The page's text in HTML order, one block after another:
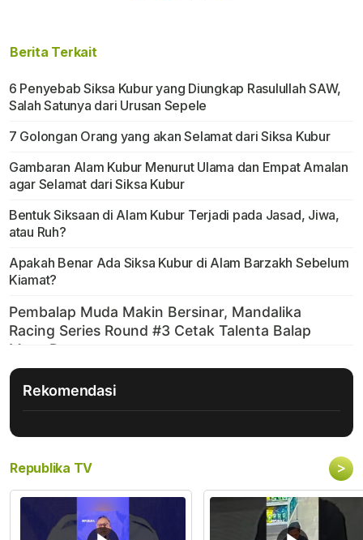
Berita Terkait
6 Penyebab Siksa Kubur yang Diungkap Rasulullah SAW,
Salah Satunya dari Urusan Sepele
7 Golongan Orang yang akan Selamat dari Siksa Kubur
Gambaran Alam Kubur Menurut Ulama dan Empat Amalan
agar Selamat dari Siksa Kubur
Bentuk Siksaan di Alam Kubur Terjadi pada Jasad, Jiwa,
atau Ruh?
Apakah Benar Ada Siksa Kubur di Alam Barzakh Sebelum
Kiamat?
Rekomendasi
Republika TV >